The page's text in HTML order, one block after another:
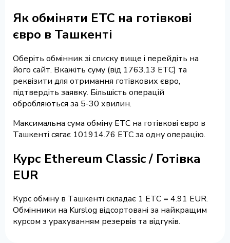
Як обміняти ETC на готівкові
євро в Ташкенті
Оберіть обмінник зі списку вище і перейдіть на
його сайт. Вкажіть суму (від 1763.13 ETC) та
реквізити для отримання готівкових євро,
підтвердіть заявку. Більшість операцій
обробляються за 5-30 хвилин.
Максимальна сума обміну ETC на готівкові євро в
Ташкенті сягає 101914.76 ETC за одну операцію.
Курс Ethereum Classic / Готівка
EUR
Курс обміну в Ташкенті складає 1 ETC = 4.91 EUR.
Обмінники на Kurslog відсортовані за найкращим
курсом з урахуванням резервів та відгуків.